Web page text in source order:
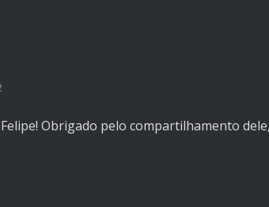
Obrigado pelo compartilhamento